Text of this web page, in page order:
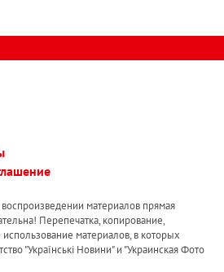
материалов прямая
Перепечатка, копирование,
материалов, в которых
"Українськi Новини" и "Украинская Фото